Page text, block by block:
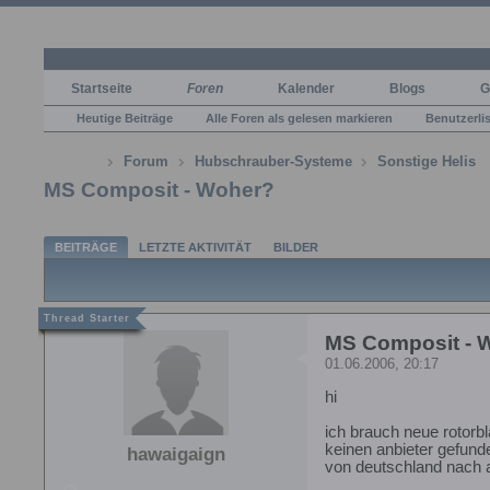
Startseite Foren Kalender Blogs
Heutige Beiträge Alle Foren als gelesen markieren
Forum Hubschrauber-Systeme Sonstige Helis
MS Composit - Woher?
BEITRÄGE LETZTE AKTIVITÄT BILDER
hawaigaign
MS Composit -
01.06.2006, 20:17
hi
ich brauch neue
keinen anbieter
von deutschland nach